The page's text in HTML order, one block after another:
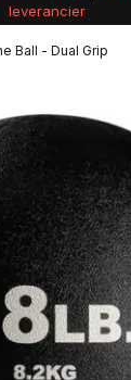
leverancier
Ball - Dual Grip